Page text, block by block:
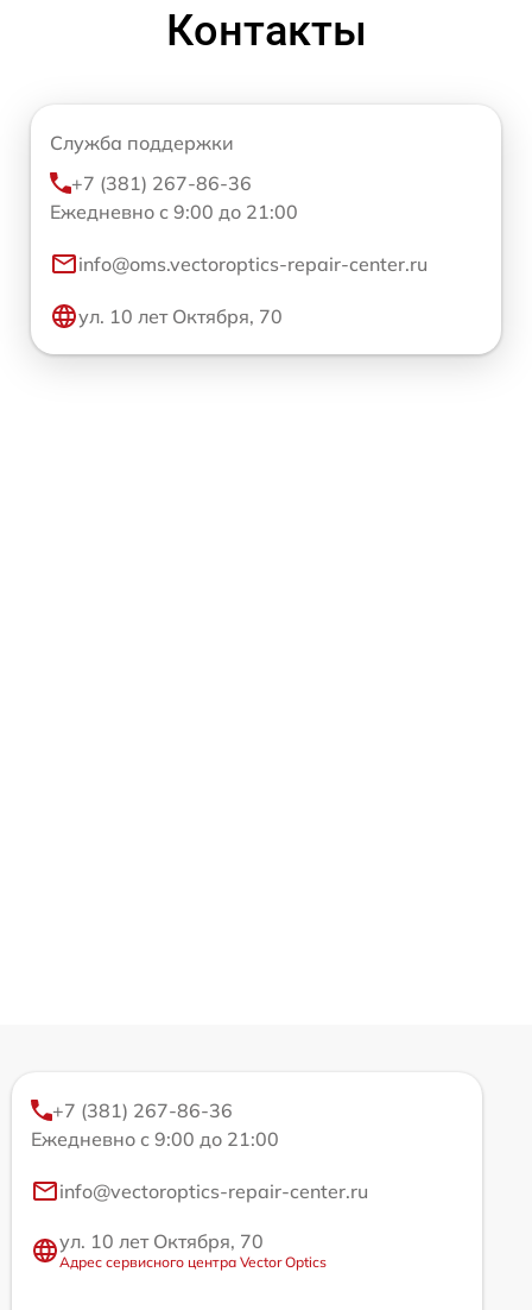
Контакты
Служба поддержки
+7 (381) 267-86-36
Ежедневно с 9:00 до 21:00
info@oms.vectoroptics-repair-center.ru
ул. 10 лет Октября, 70
+7 (381) 267-86-36
Ежедневно с 9:00 до 21:00
info@vectoroptics-repair-center.ru
ул. 10 лет Октября, 70
Адрес сервисного центра Vector Optics